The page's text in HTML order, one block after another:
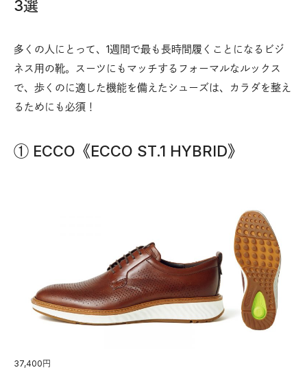
3選
多くの人にとって、1週間で最も長時間履くことになるビジ
ネス用の靴。スーツにもマッチするフォーマルなルックス
で、歩くのに適した機能を備えたシューズは、カラダを整え
るためにも必須！
① ECCO《ECCO ST.1 HYBRID》
37,400円